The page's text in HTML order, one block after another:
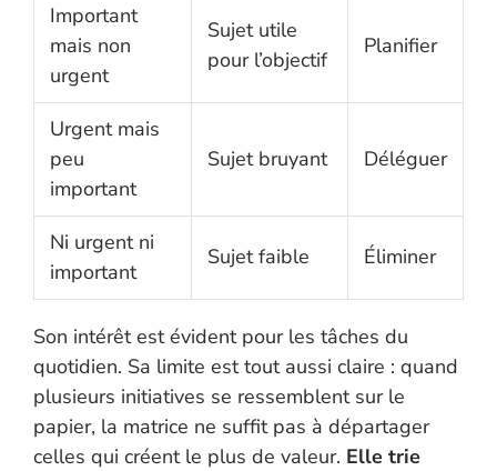
Important
mais non
urgent
Sujet utile
pour l’objectif
Planifier
Urgent mais
peu
important
Sujet bruyant Déléguer
Ni urgent ni
important
Sujet faible Éliminer
Son intérêt est évident pour les tâches du
quotidien. Sa limite est tout aussi claire : quand
plusieurs initiatives se ressemblent sur le
papier, la matrice ne suffit pas à départager
celles qui créent le plus de valeur. Elle trie